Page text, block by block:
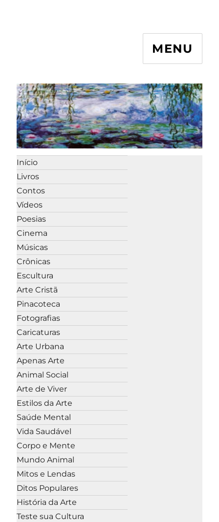
MENU
Início
Livros
Contos
Vídeos
Poesias
Cinema
Músicas
Crônicas
Escultura
Arte Cristã
Pinacoteca
Fotografias
Caricaturas
Arte Urbana
Apenas Arte
Animal Social
Arte de Viver
Estilos da Arte
Saúde Mental
Vida Saudável
Corpo e Mente
Mundo Animal
Mitos e Lendas
Ditos Populares
História da Arte
Teste sua Cultura